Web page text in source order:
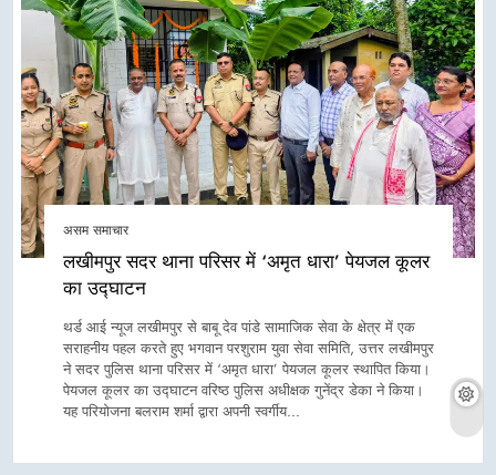
असम समाचार
लखीमपुर सदर थाना परिसर में ‘अमृत धारा’ पेयजल कूलर
का उद्घाटन
थर्ड आई न्यूज लखीमपुर से बाबू देव पांडे सामाजिक सेवा के क्षेत्र में एक
सराहनीय पहल करते हुए भगवान परशुराम युवा सेवा समिति, उत्तर लखीमपुर
ने सदर पुलिस थाना परिसर में ‘अमृत धारा’ पेयजल कूलर स्थापित किया।
पेयजल कूलर का उद्घाटन वरिष्ठ पुलिस अधीक्षक गुनेंद्र डेका ने किया।
यह परियोजना बलराम शर्मा द्वारा अपनी स्वर्गीय…